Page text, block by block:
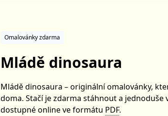
Omalovánky zdarma
Mládě dinosaura
Mládě dinosaura – originální omalovánky,
doma. Stačí je zdarma stáhnout a
dostupné online ve formátu PDF.